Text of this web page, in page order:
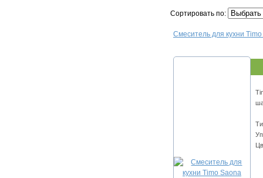
Сортировать по:
Смеситель для кухни